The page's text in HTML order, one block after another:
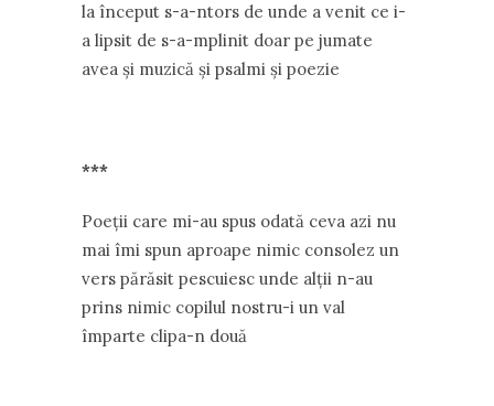
la început s-a-ntors de unde a venit ce i-
a lipsit de s-a-mplinit doar pe jumate
avea și muzică și psalmi și poezie
***
Poeții care mi-au spus odată ceva azi nu
mai îmi spun aproape nimic consolez un
vers părăsit pescuiesc unde alții n-au
prins nimic copilul nostru-i un val
împarte clipa-n două